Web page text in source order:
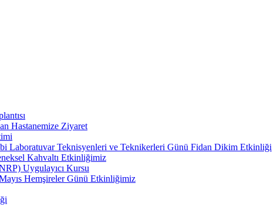
Hastanemize Ziyaret
Laboratuvar Teknisyenleri ve Teknikerleri Günü Fidan Dikim Etkinliği
Kahvaltı Etkinliğimiz
Uygulayıcı Kursu
Hemşireler Günü Etkinliğimiz